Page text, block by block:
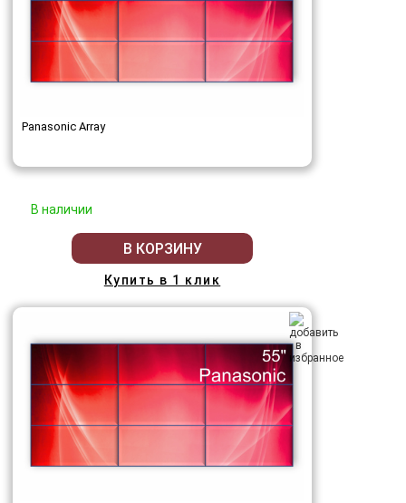
Panasonic Array
В наличии
В КОРЗИНУ
Купить в 1 клик